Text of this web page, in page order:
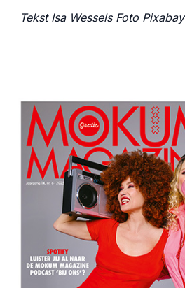
Tekst Isa Wessels Foto Pixabay